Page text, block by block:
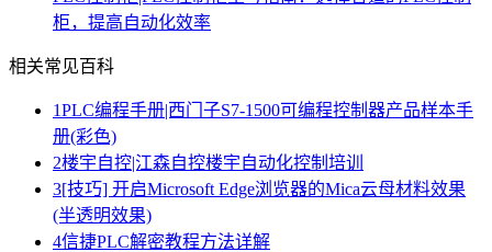
柜，提高自动化效率
相关常见百科
1PLC编程手册|西门子S7-1500可编程控制器产品样本手
册(彩色)
2楼宇自控|江森自控楼宇自动化控制培训
3[技巧] 开启Microsoft Edge浏览器的Mica云母材料效果
(半透明效果)
4信捷PLC解密教程方法详解